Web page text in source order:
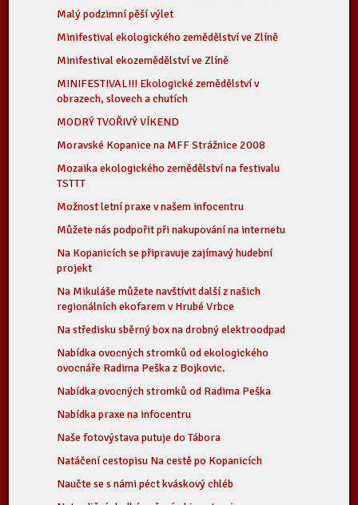
Malý podzimní pěší výlet
Minifestival ekologického zemědělství ve Zlíně
Minifestival ekozemědělství ve Zlíně
MINIFESTIVAL!!! Ekologické zemědělství v
obrazech, slovech a chutích
MODRÝ TVOŘIVÝ VÍKEND
Moravské Kopanice na MFF Strážnice 2008
Mozaika ekologického zemědělství na festivalu
TSTTT
Možnost letní praxe v našem infocentru
Můžete nás podpořit při nakupování na internetu
Na Kopanicích se připravuje zajímavý hudební
projekt
Na Mikuláše můžete navštívit další z našich
regionálních ekofarem v Hrubé Vrbce
Na středisku sběrný box na drobný elektroodpad
Nabídka ovocných stromků od ekologického
ovocnáře Radima Peška z Bojkovic.
Nabídka ovocných stromků od Radima Peška
Nabídka praxe na infocentru
Naše fotovýstava putuje do Tábora
Natáčení cestopisu Na cestě po Kopanicích
Naučte se s námi péct kváskový chléb